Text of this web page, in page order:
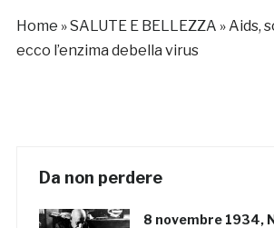
salute?
Home »SALUTE E BELLEZZA »Aids,
ecco l’enzima debella virus
Da non perdere
8 novembre 1934,